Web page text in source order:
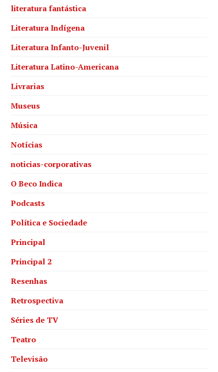
literatura fantástica
Literatura Indígena
Literatura Infanto-Juvenil
Literatura Latino-Americana
Livrarias
Museus
Música
Notícias
noticias-corporativas
O Beco Indica
Podcasts
Política e Sociedade
Principal
Principal 2
Resenhas
Retrospectiva
Séries de TV
Teatro
Televisão